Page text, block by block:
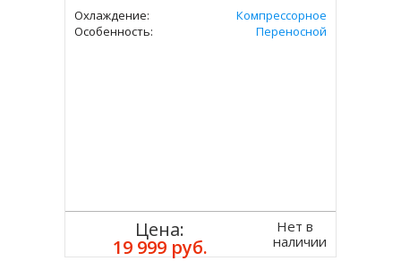
Охлаждение:
Компрессорное
Особенность:
Переносной
Цена:
19 999 руб.
Нет в
наличии